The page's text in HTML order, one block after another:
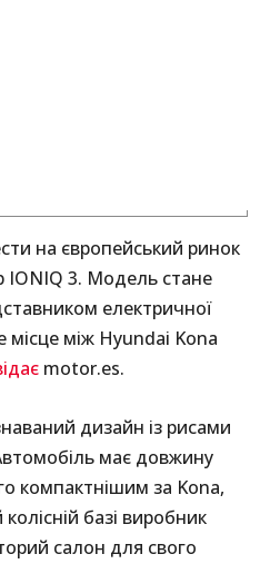
на європейський ринок
IONIQ 3. Модель стане
електричної
місце між Hyundai Kona
motor.es.
дизайн із рисами
має довжину
компактнішим за Kona,
базі виробник
салон для свого